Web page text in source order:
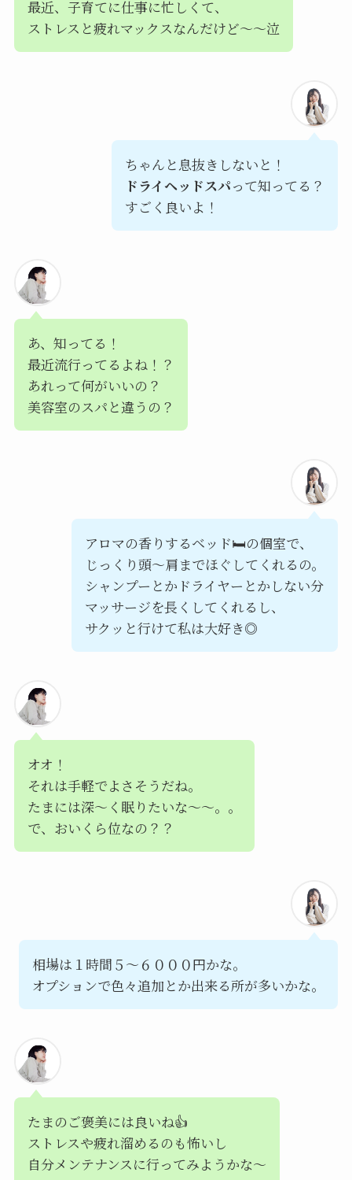
最近、子育てに仕事に忙しくて、
ストレスと疲れマックスなんだけど〜〜泣
ちゃんと息抜きしないと！
ドライヘッドスパって知ってる？
すごく良いよ！
あ、知ってる！
最近流行ってるよね！？
あれって何がいいの？
美容室のスパと違うの？
アロマの香りするベッド🛏️の個室で、
じっくり頭〜肩までほぐしてくれるの。
シャンプーとかドライヤーとかしない分
マッサージを長くしてくれるし、
サクッと行けて私は大好き◎
オオ！
それは手軽でよさそうだね。
たまには深〜く眠りたいな〜〜。。
で、おいくら位なの？？
相場は１時間５〜６０００円かな。
オプションで色々追加とか出来る所が多いかな。
たまのご褒美には良いね👍
ストレスや疲れ溜めるのも怖いし
自分メンテナンスに行ってみようかな〜